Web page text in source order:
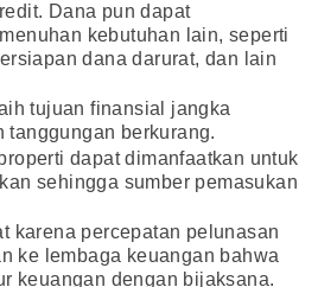
Dana pun dapat
kebutuhan lain, seperti
dana darurat, dan lain
tujuan finansial jangka
tanggungan berkurang.
dapat dimanfaatkan untuk
sehingga sumber pemasukan
karena percepatan pelunasan
ke lembaga keuangan bahwa
keuangan dengan bijaksana.